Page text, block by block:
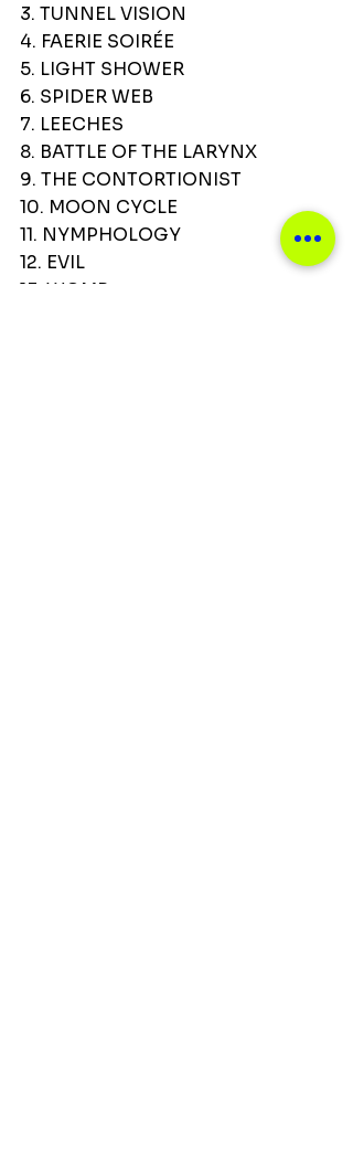
3. TUNNEL VISION
4. FAERIE SOIRÉE
5. LIGHT SHOWER
6. SPIDER WEB
7. LEECHES
8. BATTLE OF THE LARYNX
9. THE CONTORTIONIST
10. MOON CYCLE
11. NYMPHOLOGY
12. EVIL
13. WOMB